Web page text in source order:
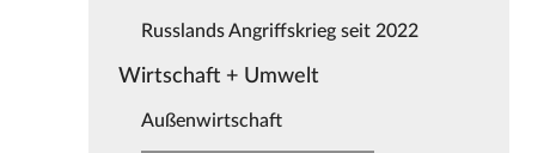
Russlands Angriffskrieg seit 2022
Wirtschaft + Umwelt
Außenwirtschaft